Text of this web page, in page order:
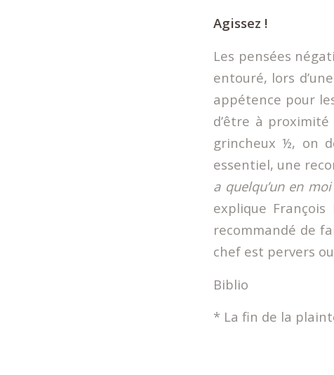
Agissez !
Les pensées
entouré, lors
appétence pour
d’être à
grincheux ½, on
essentiel, une
a quelqu’un en
explique
recommandé de
chef est pervers
Biblio
* La fin de la